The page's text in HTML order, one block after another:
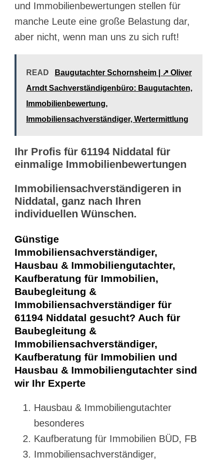
und Immobilienbewertungen stellen für
manche Leute eine große Belastung dar,
aber nicht, wenn man uns zu sich ruft!
READ
Baugutachter Schornsheim | ↗️ Oliver
Arndt Sachverständigenbüro: Baugutachten,
Immobilienbewertung,
Immobiliensachverständiger, Wertermittlung
Ihr Profis für 61194 Niddatal für
einmalige Immobilienbewertungen
Immobiliensachverständigeren in
Niddatal, ganz nach Ihren
individuellen Wünschen.
Günstige
Immobiliensachverständiger,
Hausbau & Immobiliengutachter,
Kaufberatung für Immobilien,
Baubegleitung &
Immobiliensachverständiger für
61194 Niddatal gesucht? Auch für
Baubegleitung &
Immobiliensachverständiger,
Kaufberatung für Immobilien und
Hausbau & Immobiliengutachter sind
wir Ihr Experte
Hausbau & Immobiliengutachter
besonderes
Kaufberatung für Immobilien BÜD, FB
Immobiliensachverständiger,